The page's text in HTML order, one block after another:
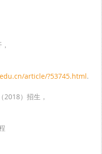
article/?53745.html.
）招生，